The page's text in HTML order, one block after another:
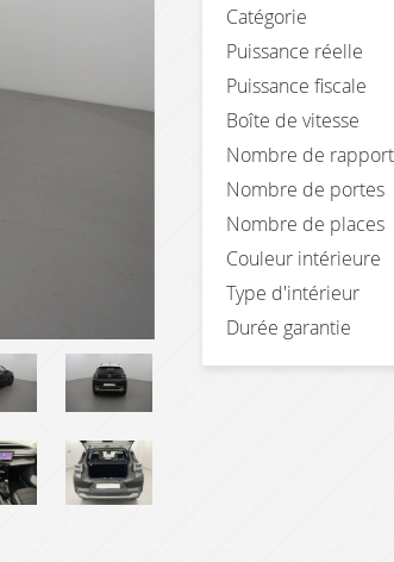
Catégorie
Puissance réelle
Puissance fiscale
Boîte de vitesse
Nombre de
Nombre de portes
Nombre de places
Couleur intérieure
Type d'intérieur
Durée garantie